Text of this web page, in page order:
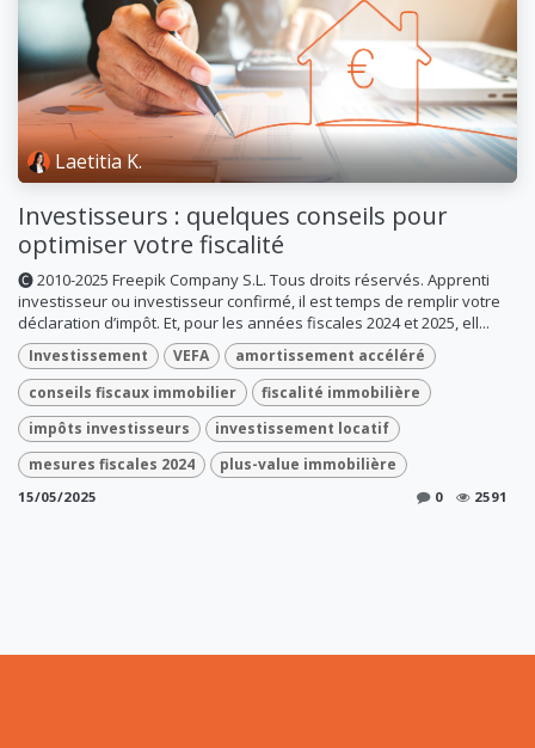
Laetitia K.
Investisseurs : quelques conseils pour
optimiser votre fiscalité
🅒 2010-2025 Freepik Company S.L. Tous droits réservés. Apprenti
investisseur ou investisseur confirmé, il est temps de remplir votre
déclaration d’impôt. Et, pour les années fiscales 2024 et 2025, ell...
Investissement VEFA
amortissement accéléré
conseils fiscaux immobilier
fiscalité immobilière
impôts investisseurs
investissement locatif
mesures fiscales 2024
plus-value immobilière
15/05/2025 0 2591